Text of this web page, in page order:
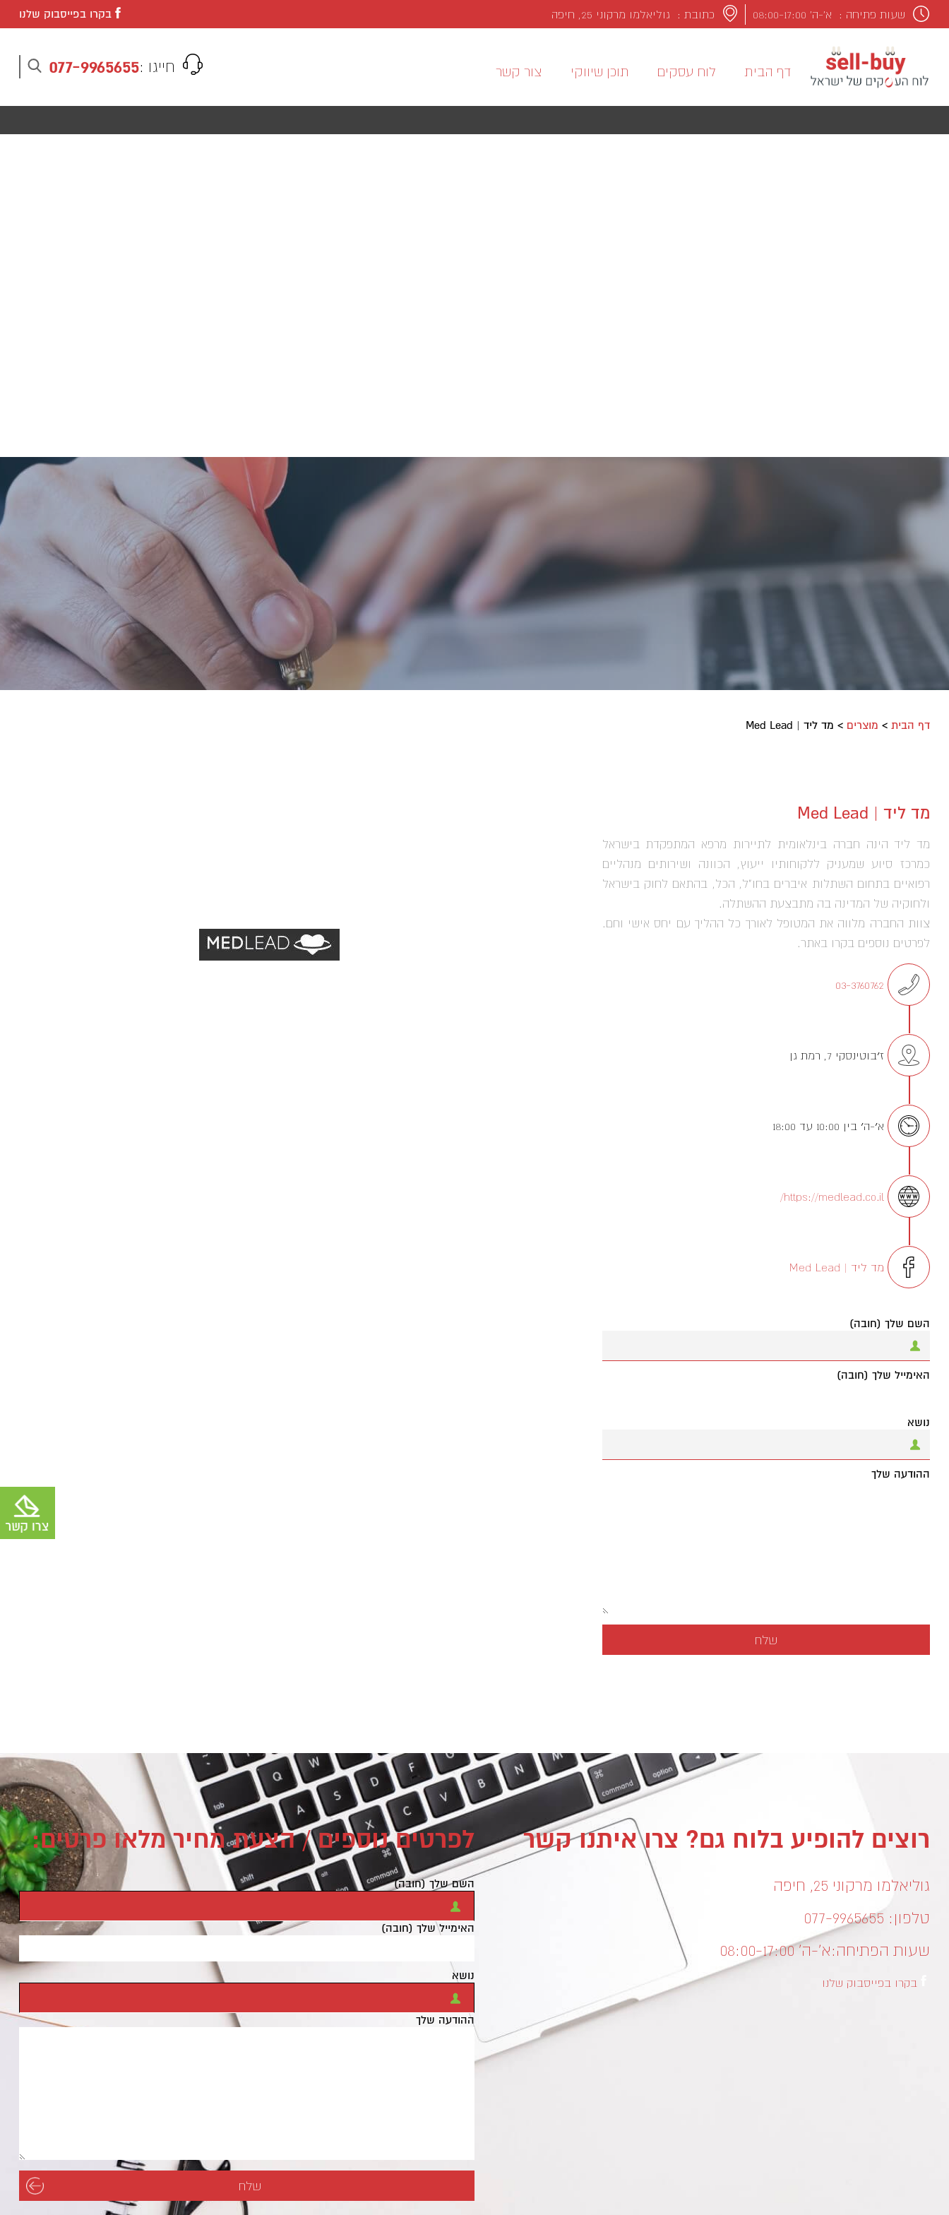
שעות פתיחה : א’-ה’ 08:00-17:00 כתובת : גוליאלמו מרקוני 25, חיפה בקרו בפייסבוק שלנו
דף הבית לוח עסקים תוכן שיווקי צור קשר חייגו :077-9965655
דף הבית> מוצרים > מד ליד | Med Lead
מד ליד | Med Lead
מד ליד הינה חברה בינלאומית לתיירות מרפא המתפקדת בישראל
כמרכז סיוע שמעניק ללקוחותיו ייעוץ, הכוונה ושירותים מנהליים
רפואיים בתחום השתלות איברים בחו"ל, הכל, בהתאם לחוק בישראל
ולחוקיה של המדינה בה מתבצעת ההשתלה.
צוות החברה מלווה את המטופל לאורך כל ההליך עם יחס אישי וחם.
לפרטים נוספים בקרו באתר.
03-3760762
ז׳בוטינסקי 7, רמת גן
א׳-ה׳ בין 10:00 עד 18:00
https://medlead.co.il/
מד ליד | Med Lead
השם שלך (חובה)
האימייל שלך (חובה)
נושא
ההודעה שלך
רוצים להופיע בלוח גם? צרו איתנו קשר
גוליאלמו מרקוני 25, חיפה
טלפון: 077-9965655
שעות הפתיחה:א’-ה’ 08:00-17:00
בקרו בפייסבוק שלנו
לפרטים נוספים / הצעת מחיר מלאו פרטים:
השם שלך (חובה)
האימייל שלך (חובה)
נושא
ההודעה שלך